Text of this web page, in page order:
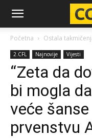
CG-
Fudbal
Početna Ostala
2.CFL Najnovije Vijesti
“Zeta da
bi mogla
veće
prvenstvu